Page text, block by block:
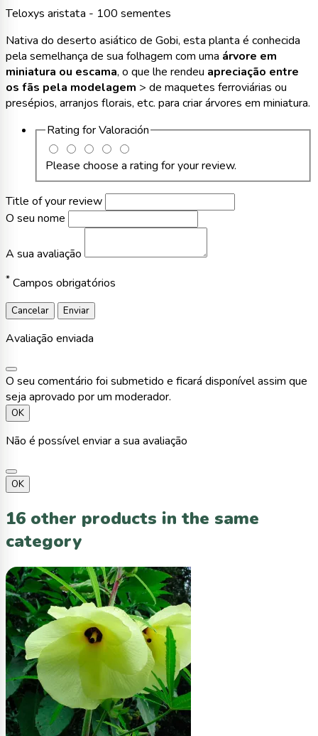
Teloxys aristata - 100 sementes
Nativa do deserto asiático de Gobi, esta planta é conhecida
pela semelhança de sua folhagem com uma árvore em
miniatura ou escama, o que lhe rendeu apreciação entre
os fãs pela modelagem > de maquetes ferroviárias ou
presépios, arranjos florais, etc. para criar árvores em miniatura.
Rating forValoración
Please choose a rating for your review.
Title of your review
O seu nome
A sua avaliação
* Campos obrigatórios
Cancelar Enviar
Avaliação enviada
O seu comentário foi submetido e ficará disponível assim que
seja aprovado por um moderador.
OK
Não é possível enviar a sua avaliação
OK
16 other products in the same
category